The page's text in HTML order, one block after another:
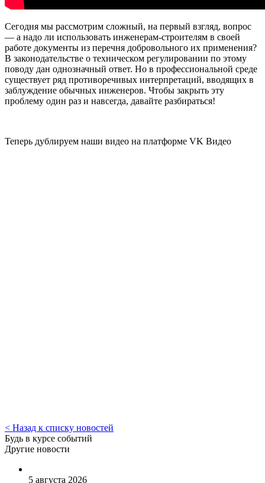
Сегодня мы рассмотрим сложный, на первый взгляд, вопрос
— а надо ли использовать инженерам-строителям в своей
работе документы из перечня добровольного их применения?
В законодательстве о техническом регулировании по этому
поводу дан однозначный ответ. Но в профессиональной среде
существует ряд противоречивых интерпретаций, вводящих в
заблуждение обычных инженеров. Чтобы закрыть эту
проблему один раз и навсегда, давайте разбираться!
Теперь дублируем наши видео на платформе VK Видео
< Назад к списку новостей
Будь в курсе событий
Другие новости
5 августа 2026